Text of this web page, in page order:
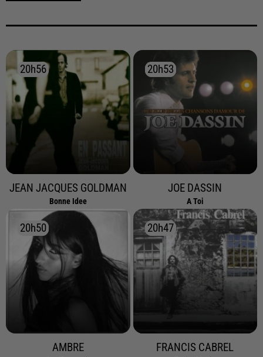
20h56
20h56
JEAN JACQUES GOLDMAN
Bonne Idee
20h53
20h53
JOE DASSIN
A Toi
20h50
20h50
AMBRE
20h47
20h47
FRANCIS CABREL